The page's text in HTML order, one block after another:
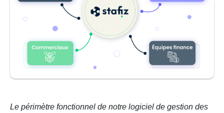
Le périmètre fonctionnel de notre logiciel de gestion des